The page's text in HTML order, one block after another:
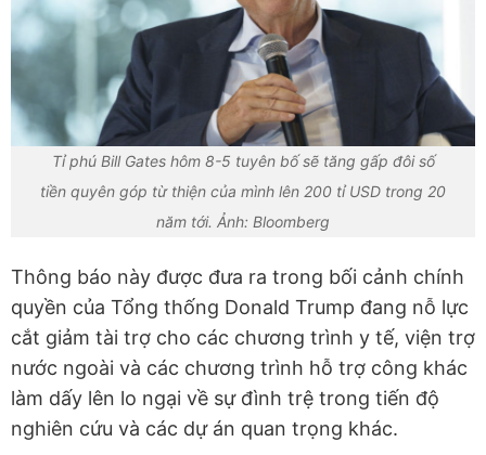
Tỉ phú Bill Gates hôm 8-5 tuyên bố sẽ tăng gấp đôi số
tiền quyên góp từ thiện của mình lên 200 tỉ USD trong 20
năm tới. Ảnh: Bloomberg
Thông báo này được đưa ra trong bối cảnh chính
quyền của Tổng thống Donald Trump đang nỗ lực
cắt giảm tài trợ cho các chương trình y tế, viện trợ
nước ngoài và các chương trình hỗ trợ công khác
làm dấy lên lo ngại về sự đình trệ trong tiến độ
nghiên cứu và các dự án quan trọng khác.